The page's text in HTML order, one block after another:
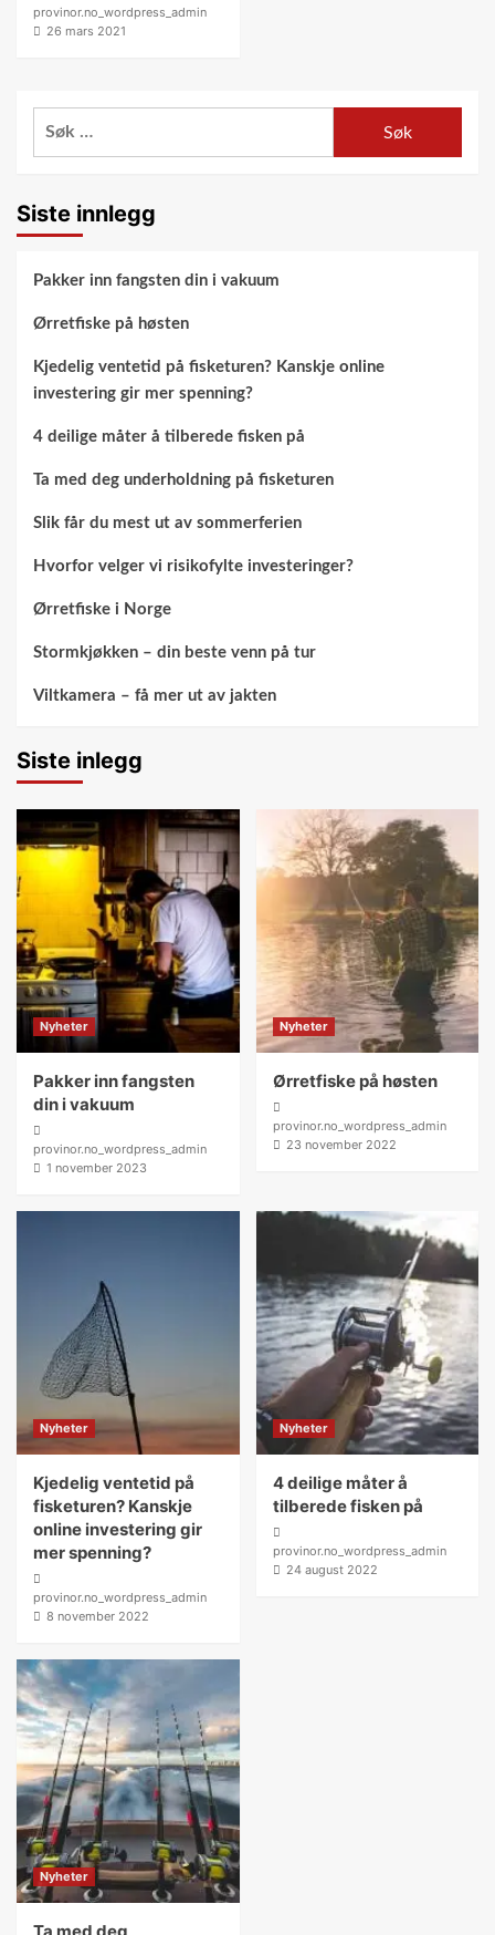
provinor.no_wordpress_admin
26 mars 2021
Siste innlegg
Pakker inn fangsten din i vakuum
Ørretfiske på høsten
Kjedelig ventetid på fisketuren? Kanskje online
investering gir mer spenning?
4 deilige måter å tilberede fisken på
Ta med deg underholdning på fisketuren
Slik får du mest ut av sommerferien
Hvorfor velger vi risikofylte investeringer?
Ørretfiske i Norge
Stormkjøkken – din beste venn på tur
Viltkamera – få mer ut av jakten
Siste inlegg
Nyheter
Pakker inn fangsten
din i vakuum
provinor.no_wordpress_admin
1 november 2023
Nyheter
Ørretfiske på høsten
provinor.no_wordpress_admin
23 november 2022
Nyheter
Kjedelig ventetid på
fisketuren? Kanskje
online investering gir
mer spenning?
provinor.no_wordpress_admin
8 november 2022
Nyheter
4 deilige måter å
tilberede fisken på
provinor.no_wordpress_admin
24 august 2022
Nyheter